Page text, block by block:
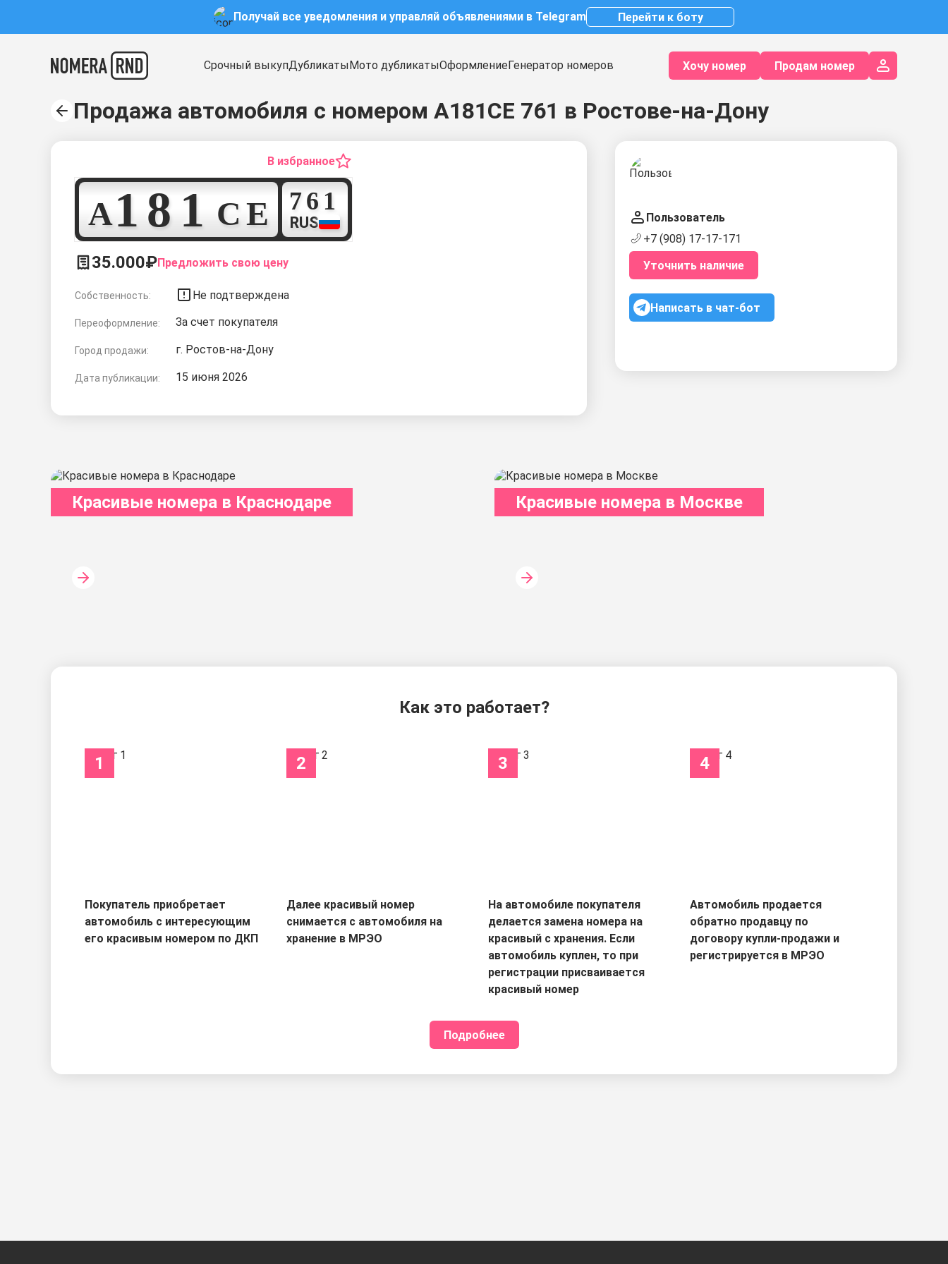
Получай все уведомления и управляй объявлениями в Telegram Перейти к боту
Срочный выкупДубликатыМото дубликатыОформлениеГенератор номеров Хочу номер Продам номер
Продажа автомобиля с номером А181СЕ 761 в Ростове-на-Дону
В избранное
А1
8
1
СЕ7
61
RUS
35.000₽Предложить свою цену
Собственность: Не подтверждена
Переоформление: За счет покупателя
Город продажи: г. Ростов-на-Дону
Дата публикации: 15 июня 2026
Пользователь
+7 (908) 17-17-171
Уточнить наличие
Написать в чат-бот
Красивые номера в Краснодаре Красивые номера в Москве
Как это работает?
1
Покупатель приобретает
автомобиль с интересующим
его красивым номером по ДКП
2
Далее красивый номер
снимается с автомобиля на
хранение в МРЭО
3
На автомобиле покупателя
делается замена номера на
красивый с хранения. Если
автомобиль куплен, то при
регистрации присваивается
красивый номер
4
Автомобиль продается
обратно продавцу по
договору купли-продажи и
регистрируется в МРЭО
Подробнее